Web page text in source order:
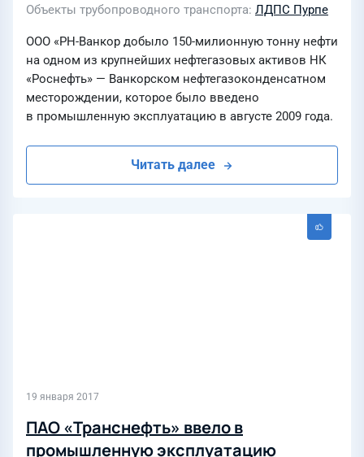
Объекты трубопроводного транспорта ЛДПС Пурпе
ООО «РН-Ванкор добыло 150-милионную тонну нефти
на одном из крупнейших нефтегазовых активов НК
«Роснефть» — Ванкорском нефтегазоконденсатном
месторождении, которое было введено
в промышленную эксплуатацию в августе 2009 года.
Читать далее
19 января 2017
ПАО «Транснефть» ввело в
промышленную эксплуатацию